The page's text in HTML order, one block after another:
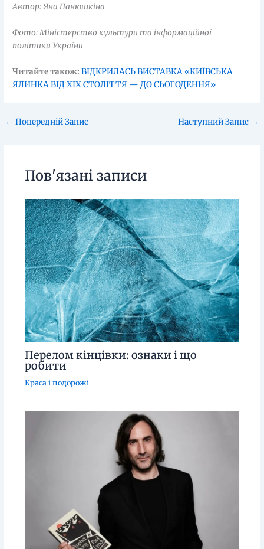
Автор: Яна Панюшкіна
Фото: Міністерство культури та інформаційної
політики України
Читайте також: ВІДКРИЛАСЬ ВИСТАВКА «КИЇВСЬКА
ЯЛИНКА ВІД XIX СТОЛІТТЯ — ДО СЬОГОДЕННЯ»
← Попередній Запис Наступний Запис →
Пов'язані записи
Перелом кінцівки: ознаки і що
робити
Краса і подорожі